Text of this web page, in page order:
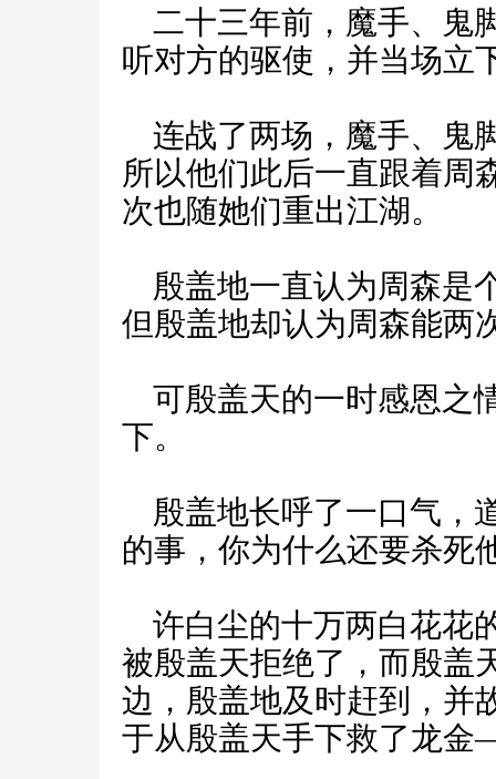
二十三年前，魔手、鬼
听对方的驱使，并当场立
连战了两场，魔手、鬼
所以他们此后一直跟着周
次也随她们重出江湖。
殷盖地一直认为周森是
但殷盖地却认为周森能两
可殷盖天的一时感恩之
下。
殷盖地长呼了一口气，
的事，你为什么还要杀死
许白尘的十万两白花花
被殷盖天拒绝了，而殷盖
边，殷盖地及时赶到，并
于从殷盖天手下救了龙金